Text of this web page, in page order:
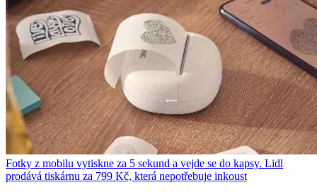
Fotky z mobilu vytiskne za 5 sekund a vejde se do kapsy. Lidl
prodává tiskárnu za 799 Kč, která nepotřebuje inkoust